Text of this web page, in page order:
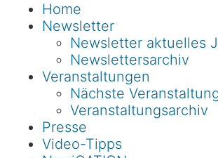
Home
Newsletter
Newsletter aktuelles
Newslettersarchiv
Veranstaltungen
Nächste
Veranstaltungsarchiv
Presse
Video-Tipps